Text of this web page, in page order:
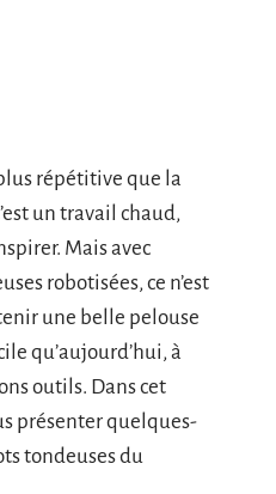
répétitive que la
un travail chaud,
Mais avec
robotisées, ce n’est
une belle pelouse
qu’aujourd’hui, à
outils. Dans cet
présenter quelques-
tondeuses du